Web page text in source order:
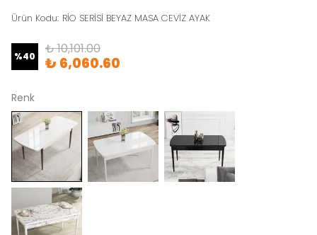
Ürün Kodu: RİO SERİSİ BEYAZ MASA CEVİZ AYAK
%40 ₺ 10,101.00
₺ 6,060.60
Renk